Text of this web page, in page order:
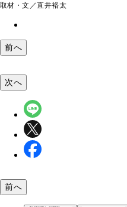
取材・文／直井裕太
前へ
次へ
前へ